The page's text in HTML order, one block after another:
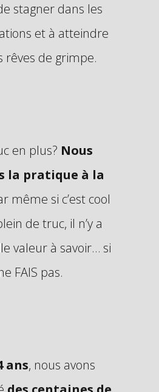
stagner dans les
et à atteindre
rêves de grimpe.
en plus? Nous
la pratique à la
même si c’est cool
de truc, il n’y a
valeur à savoir… si
FAIS pas.
ans, nous avons